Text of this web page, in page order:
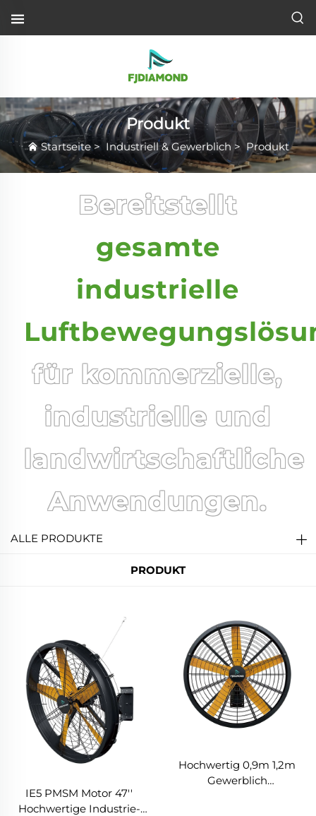
Produkt
Startseite> Industriell & Gewerblich >Produkt
Bereitstellt
gesamte
industrielle
für kommerzielle,
industrielle und
landwirtschaftliche
Anwendungen.
ALLE PRODUKTE
PRODUKT
IE5 PMSM Motor 47''
Hochwertige Industrie-
Hochwertig 0,9m 1,2m
Gewerblich